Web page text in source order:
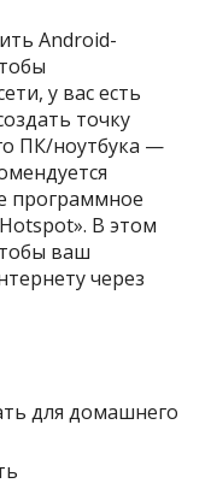
Android-
у вас есть
точку
ПК/ноутбука —
программное
В этом
ваш
через
для домашнего